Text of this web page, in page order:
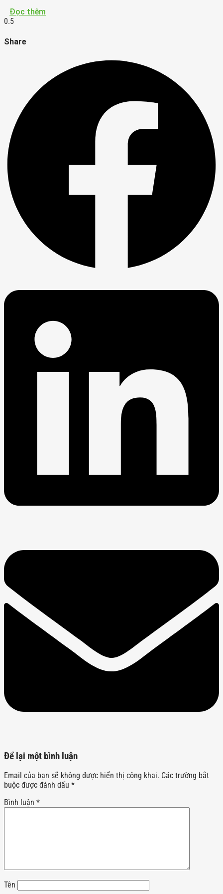
Đọc thêm
Share
Để lại một bình luận
Email của bạn sẽ không được hiển thị công khai. Các trường bắt
buộc được đánh dấu *
Bình luận *
Tên